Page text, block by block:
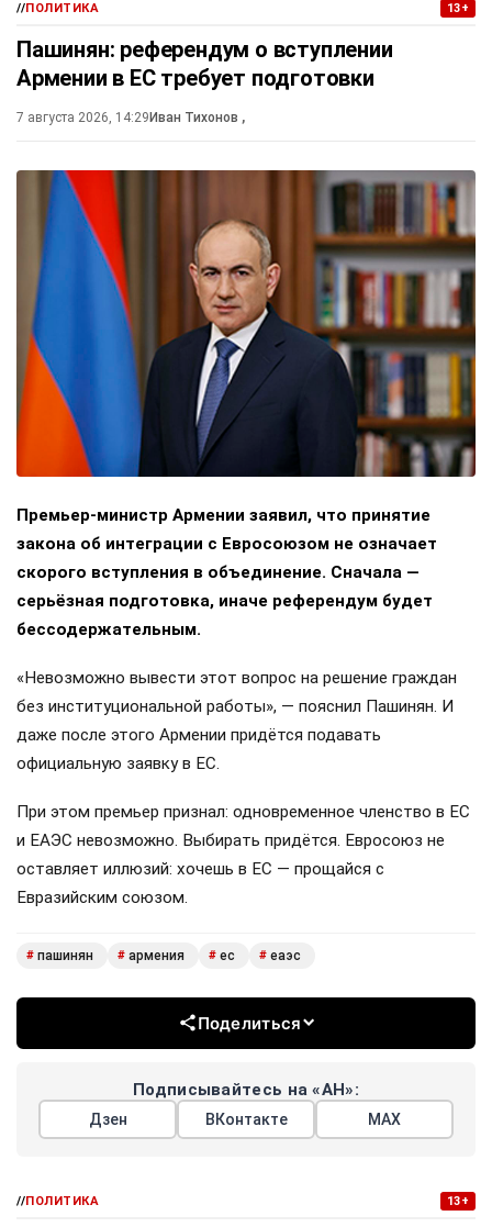
//ПОЛИТИКА 13+
Пашинян: референдум о вступлении
Армении в ЕС требует подготовки
7 августа 2026, 14:29 Иван Тихонов ,
Премьер-министр Армении заявил, что принятие
закона об интеграции с Евросоюзом не означает
скорого вступления в объединение. Сначала —
серьёзная подготовка, иначе референдум будет
бессодержательным.
«Невозможно вывести этот вопрос на решение граждан
без институциональной работы», — пояснил Пашинян. И
даже после этого Армении придётся подавать
официальную заявку в ЕС.
При этом премьер признал: одновременное членство в ЕС
и ЕАЭС невозможно. Выбирать придётся. Евросоюз не
оставляет иллюзий: хочешь в ЕС — прощайся с
Евразийским союзом.
# пашинян # армения # ес # еаэс
Поделиться
Подписывайтесь на «АН»:
Дзен ВКонтакте МАХ
//ПОЛИТИКА 13+